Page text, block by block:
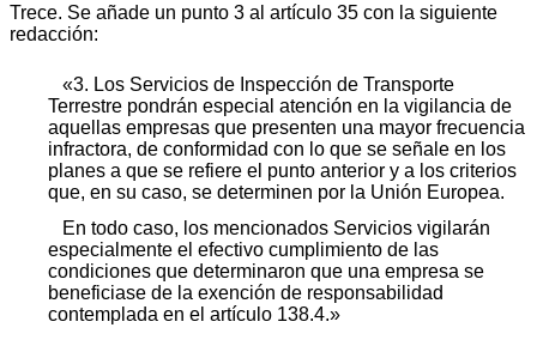
Trece. Se añade un punto 3 al artículo 35 con la siguiente
redacción:
«3. Los Servicios de Inspección de Transporte
Terrestre pondrán especial atención en la vigilancia de
aquellas empresas que presenten una mayor frecuencia
infractora, de conformidad con lo que se señale en los
planes a que se refiere el punto anterior y a los criterios
que, en su caso, se determinen por la Unión Europea.
En todo caso, los mencionados Servicios vigilarán
especialmente el efectivo cumplimiento de las
condiciones que determinaron que una empresa se
beneficiase de la exención de responsabilidad
contemplada en el artículo 138.4.»